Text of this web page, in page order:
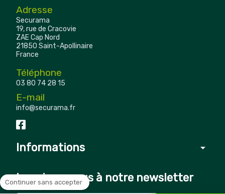
Adresse
Securama
19, rue de Cracovie
ZAE Cap Nord
21850 Saint-Apollinaire
France
Téléphone
03 80 74 28 15
E-mail
info@securama.fr
Informations arrow_drop_down
Inscrivez-vous à notre newsletter
Continuer sans accepter